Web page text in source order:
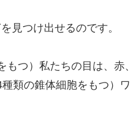
見つけ出せるのです。
もつ）私たちの目は、赤
類の錐体細胞をもつ）